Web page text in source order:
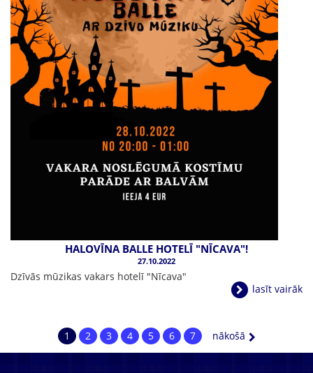
HALOVĪNA BALLE HOTELĪ "NĪCAVA"!
27.10.2022
Dzīvās mūzikas vakars hotelī "Nīcava"
lasīt vairāk
1 2 3 4 5 6 7 nākošā